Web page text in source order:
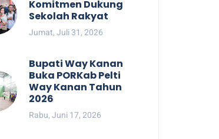
Komitmen Dukung
Sekolah Rakyat
Jumat, Juli 31, 2026
Bupati Way Kanan
Buka PORKab Pelti
Way Kanan Tahun
2026
Rabu, Juni 17, 2026